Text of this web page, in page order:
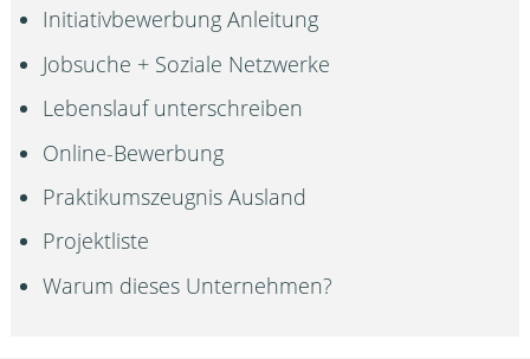
Initiativbewerbung Anleitung
Jobsuche + Soziale Netzwerke
Lebenslauf unterschreiben
Online-Bewerbung
Praktikumszeugnis Ausland
Projektliste
Warum dieses Unternehmen?